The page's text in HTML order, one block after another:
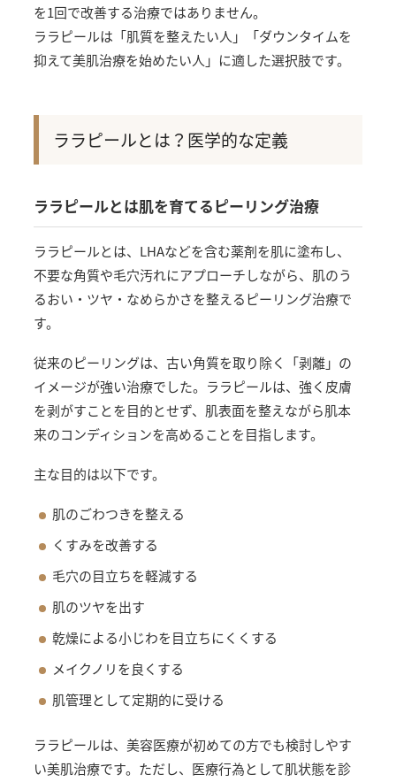
を1回で改善する治療ではありません。
ララピールは「肌質を整えたい人」「ダウンタイムを
抑えて美肌治療を始めたい人」に適した選択肢です。
ララピールとは？医学的な定義
ララピールとは肌を育てるピーリング治療
ララピールとは、LHAなどを含む薬剤を肌に塗布し、
不要な角質や毛穴汚れにアプローチしながら、肌のう
るおい・ツヤ・なめらかさを整えるピーリング治療で
す。
従来のピーリングは、古い角質を取り除く「剥離」の
イメージが強い治療でした。ララピールは、強く皮膚
を剥がすことを目的とせず、肌表面を整えながら肌本
来のコンディションを高めることを目指します。
主な目的は以下です。
肌のごわつきを整える
くすみを改善する
毛穴の目立ちを軽減する
肌のツヤを出す
乾燥による小じわを目立ちにくくする
メイクノリを良くする
肌管理として定期的に受ける
ララピールは、美容医療が初めての方でも検討しやす
い美肌治療です。ただし、医療行為として肌状態を診